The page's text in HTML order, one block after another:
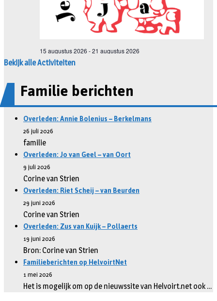
Bekijk alle Activiteiten
Familie berichten
Overleden: Annie Bolenius – Berkelmans
26 juli 2026
familie
Overleden: Jo van Geel – van Oort
9 juli 2026
Corine van Strien
Overleden: Riet Scheij – van Beurden
29 juni 2026
Corine van Strien
Overleden: Zus van Kuijk – Pollaerts
19 juni 2026
Bron: Corine van Strien
Familieberichten op HelvoirtNet
1 mei 2026
Het is mogelijk om op de nieuwssite van Helvoirt.net ook …